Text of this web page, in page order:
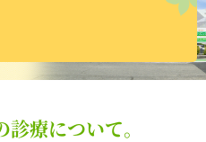
療について。